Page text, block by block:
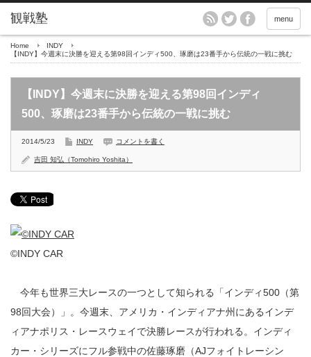
menu
Home
INDY
【INDY】今週末に決勝を迎える第98回インディ500、琢磨は23番手から伝統の一戦に挑む
【INDY】今週末に決勝を迎える第98回インディ
500、琢磨は23番手から伝統の一戦に挑む
2014/5/23 INDY コメントを書く
吉田 知弘（Tomohiro Yoshita）
©INDY CAR
今年も世界三大レースの一つとして知られる「インディ500（第
98回大会）」。今週末、アメリカ・インディアナ州にあるインデ
ィアナポリス・レースウェイで決勝レースが行われる。インディ
カー・シリーズにフル参戦中の佐藤琢磨（AJフォイトレーシン